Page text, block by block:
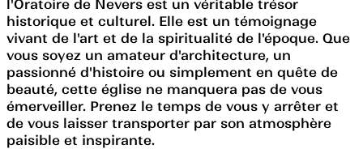
l'Oratoire de Nevers est un véritable trésor
historique et culturel. Elle est un témoignage
vivant de l'art et de la spiritualité de l'époque. Que
vous soyez un amateur d'architecture, un
passionné d'histoire ou simplement en quête de
beauté, cette église ne manquera pas de vous
émerveiller. Prenez le temps de vous y arrêter et
de vous laisser transporter par son atmosphère
paisible et inspirante.